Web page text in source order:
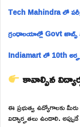
Tech Mahindra లో
గ్రంధాలయాల్లో Govt జాబ్స్
Indiamart లో 10th
కావాల్సిన
ఈ ప్రభుత్వ ఉద్యోగాలకు
విద్యార్హతలు ఉండాలి.